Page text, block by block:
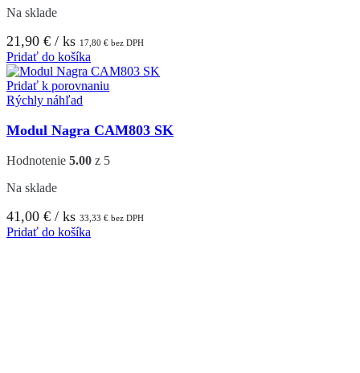
Na sklade
21,90 € / ks 17,80 € bez DPH
Pridať do košíka
Pridať k porovnaniu
Rýchly náhľad
Modul Nagra CAM803 SK
Hodnotenie 5.00 z 5
Na sklade
41,00 € / ks 33,33 € bez DPH
Pridať do košíka